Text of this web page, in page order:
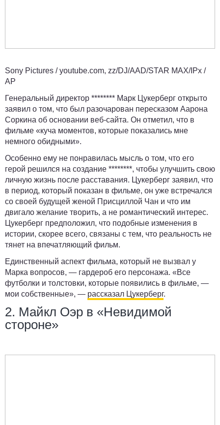
Sony Pictures / youtube.com, zz/DJ/AAD/STAR MAX/IPx /
AP
Генеральный директор ******** Марк Цукерберг открыто
заявил о том, что был разочарован пересказом Аарона
Соркина об основании веб-сайта. Он отметил, что в
фильме «куча моментов, которые показались мне
немного обидными».
Особенно ему не понравилась мысль о том, что его
герой решился на создание ********, чтобы улучшить свою
личную жизнь после расставания. Цукерберг заявил, что
в период, который показан в фильме, он уже встречался
со своей будущей женой Присциллой Чан и что им
двигало желание творить, а не романтический интерес.
Цукерберг предположил, что подобные изменения в
истории, скорее всего, связаны с тем, что реальность не
тянет на впечатляющий фильм.
Единственный аспект фильма, который не вызвал у
Марка вопросов, — гардероб его персонажа. «Все
футболки и толстовки, которые появились в фильме, —
мои собственные», — рассказал Цукерберг.
2. Майкл Оэр в «Невидимой
стороне»